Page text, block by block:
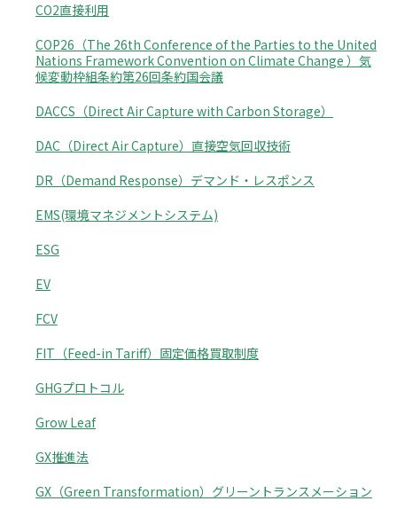
CO2直接利用
COP26（The 26th Conference of the Parties to the United
Nations Framework Convention on Climate Change ）気
候変動枠組条約第26回条約国会議
DACCS（Direct Air Capture with Carbon Storage）
DAC（Direct Air Capture）直接空気回収技術
DR（Demand Response）デマンド・レスポンス
EMS(環境マネジメントシステム)
ESG
EV
FCV
FIT（Feed-in Tariff）固定価格買取制度
GHGプロトコル
Grow Leaf
GX推進法
GX（Green Transformation）グリーントランスメーション